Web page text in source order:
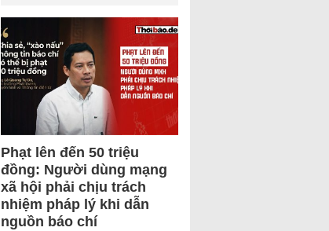
Phạt lên đến 50 triệu
đồng: Người dùng mạng
xã hội phải chịu trách
nhiệm pháp lý khi dẫn
nguồn báo chí